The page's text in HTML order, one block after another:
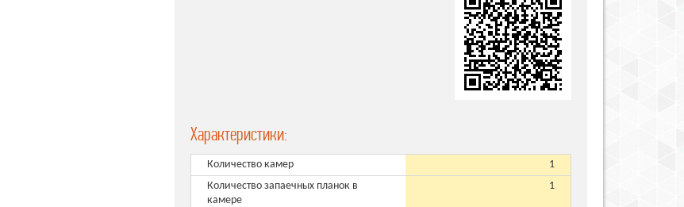
Характеристики:
Количество камер
1
Количество запаечных планок в
камере
1